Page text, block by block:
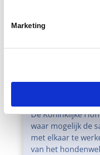
Marketing
De Koninklijke
waar mogelijk de
met elkaar te
van het